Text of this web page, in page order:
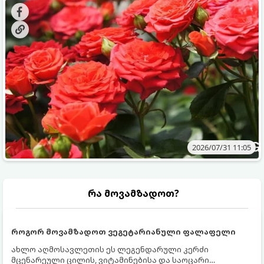
მოთხოვნილებები იცვლება, ამიტომ მნიშვნელოვანია
ვიცოდეთ, რომელი სასუქები გამოიყენება ამ დროს.
2026/07/31 11:05
რა მოვამზადოთ?
როგორ მოვამზადოთ ვეგეტარიანული ფალაფელი
ახლო აღმოსავლეთის ეს ლეგენდარული კერძი
მცენარეული ცილის, ვიტამინებისა და საოცარი